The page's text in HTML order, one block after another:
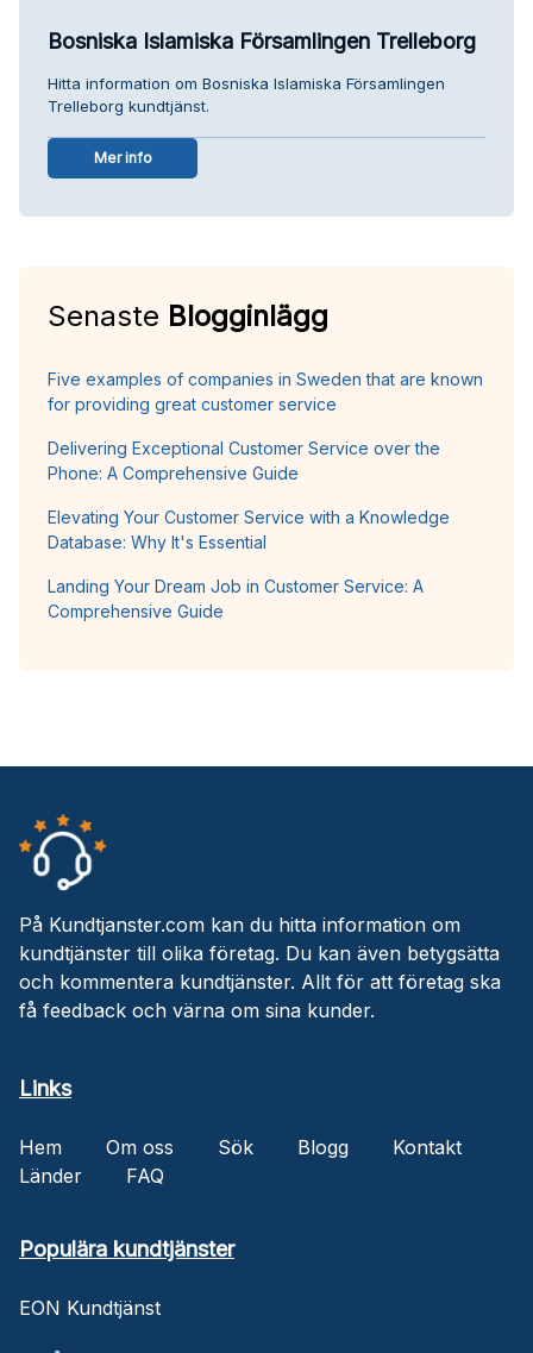
Bosniska Islamiska Församlingen Trelleborg
Hitta information om Bosniska Islamiska Församlingen
Trelleborg kundtjänst.
Mer info
Senaste Blogginlägg
Five examples of companies in Sweden that are known
for providing great customer service
Delivering Exceptional Customer Service over the
Phone: A Comprehensive Guide
Elevating Your Customer Service with a Knowledge
Database: Why It's Essential
Landing Your Dream Job in Customer Service: A
Comprehensive Guide
På Kundtjanster.com kan du hitta information om
kundtjänster till olika företag. Du kan även betygsätta
och kommentera kundtjänster. Allt för att företag ska
få feedback och värna om sina kunder.
Links
Hem Om oss Sök Blogg
Kontakt
Länder
FAQ
Populära kundtjänster
EON Kundtjänst